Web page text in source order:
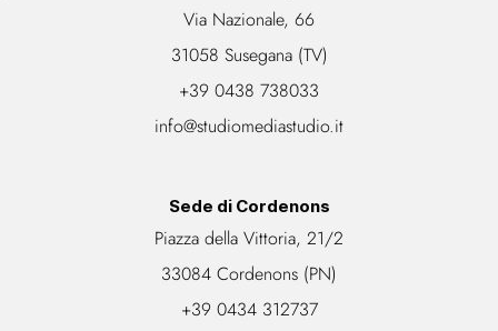
Via Nazionale, 66
31058 Susegana (TV)
+39 0438 738033
info@studiomediastudio.it
Sede di Cordenons
Piazza della Vittoria, 21/2
33084 Cordenons (PN)
+39 0434 312737